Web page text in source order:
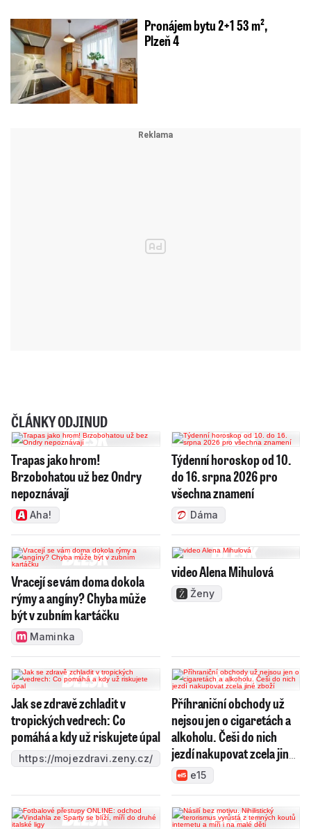
Pronájem bytu 2+1 53 m²,
Plzeň 4
ČLÁNKY ODJINUD
Trapas jako hrom!
Brzobohatou už bez Ondry
nepoznávají
Aha!
Týdenní horoskop od 10.
do 16. srpna 2026 pro
všechna znamení
Dáma
Vracejí se vám doma dokola
rýmy a angíny? Chyba může
být v zubním kartáčku
Maminka
video Alena Mihulová
Ženy
Jak se zdravě zchladit v
tropických vedrech: Co
pomáhá a kdy už riskujete úpal
https://mojezdravi.zeny.cz/
Příhraniční obchody už
nejsou jen o cigaretách a
alkoholu. Češi do nich
jezdí nakupovat zcela jiné
zbožíe15